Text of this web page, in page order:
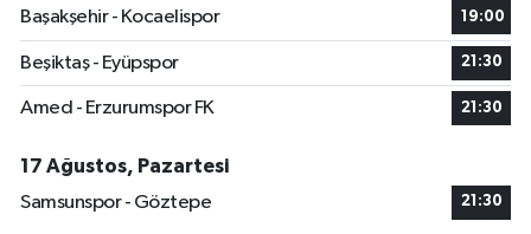
Başakşehir - Kocaelispor
19:00
Beşiktaş - Eyüpspor 21:30
Amed - Erzurumspor FK 21:30
17 Ağustos, Pazartesi
Samsunspor - Göztepe
21:30